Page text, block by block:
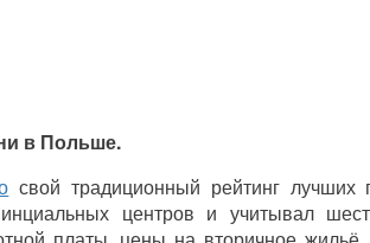
в Польше.
свой традиционный рейтинг лучших
центров и учитывал